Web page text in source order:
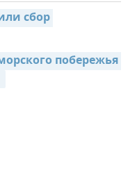
сбор
побережья